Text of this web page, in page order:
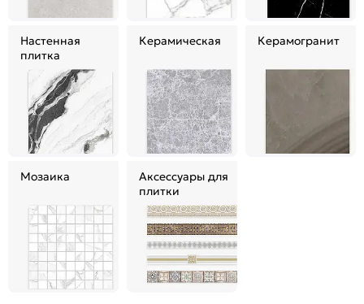
Настенная
плитка
Керамическая Керамогранит
Мозаика
Аксессуары для
плитки